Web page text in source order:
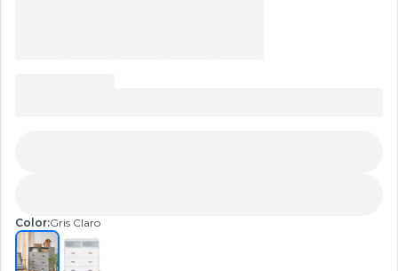
Color:Gris Claro